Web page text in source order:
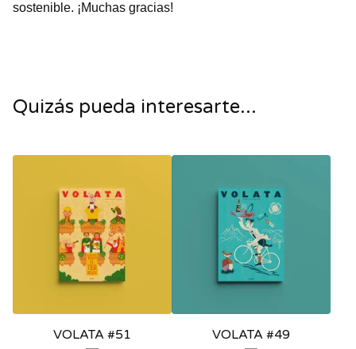
sostenible. ¡Muchas gracias!
Quizás pueda interesarte...
VOLATA #51
VOLATA #49